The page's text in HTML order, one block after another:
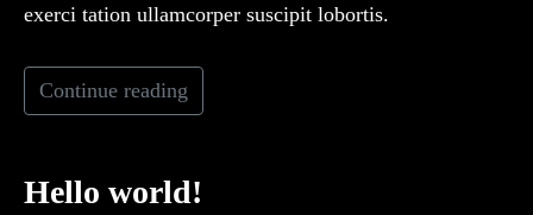
exerci tation ullamcorper suscipit lobortis.
Continue reading
Hello world!